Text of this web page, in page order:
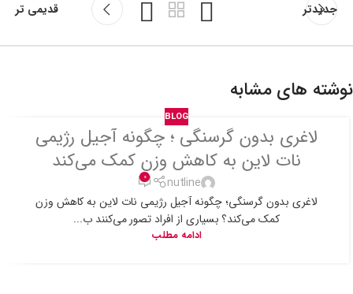
جدیدتر قدیمی تر
نوشته های مشابه
BLOG
لاغری بدون گرسنگی ؛ چگونه آجیل رژیمی
نات لاین به کاهش وزن کمک می‌کند
nutline
0
لاغری بدون گرسنگی؛ چگونه آجیل رژیمی نات لاین به کاهش وزن
کمک می‌کند؟ بسیاری از افراد تصور می‌کنند ب...
ادامه مطلب